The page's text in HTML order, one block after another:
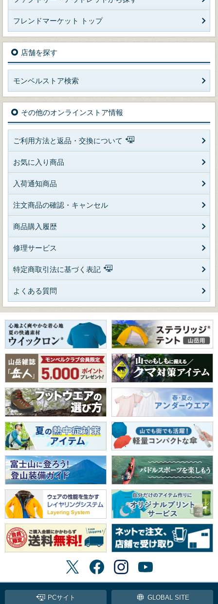
フレンドマーケット トップ
店舗を探す
モンベルストア検索
その他のオンラインストア情報
ご利用方法と返品・交換について
お気に入り商品
入荷通知商品
注文商品の確認・キャンセル
商品購入履歴
修理サービス
特定商取引法に基づく表記
よくある質問
PCサイト GLOBAL SITE